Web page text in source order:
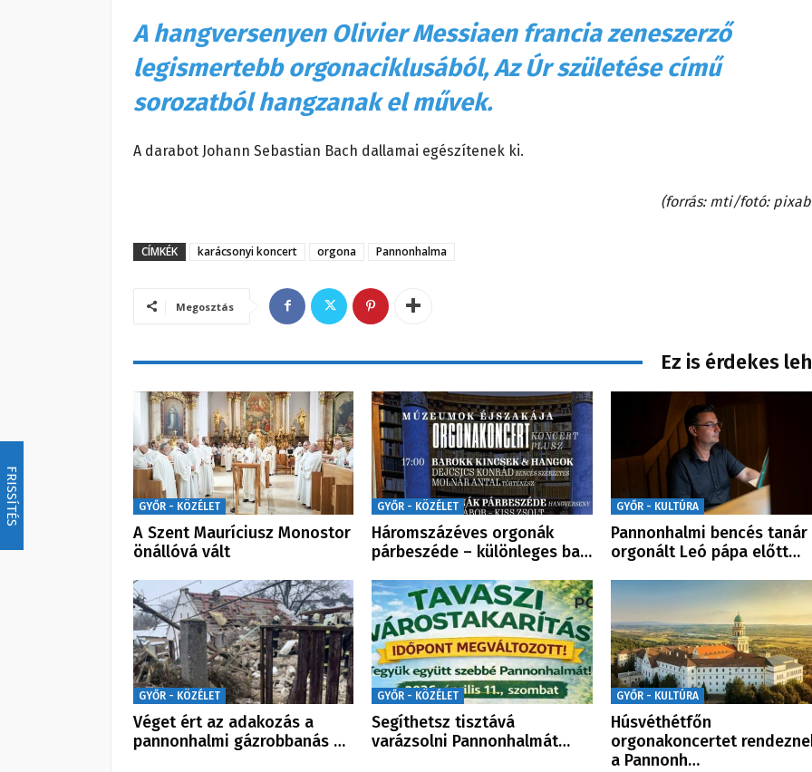
FRISSÍTÉS
A hangversenyen Olivier Messiaen francia zeneszerző
legismertebb orgonaciklusából, Az Úr születése című
sorozatból hangzanak el művek.
A darabot Johann Sebastian Bach dallamai egészítenek ki.
(forrás: mti/fotó:
CÍMKÉK karácsonyi koncert orgona Pannonhalma
Megosztás
Ez is érdekes
GYŐR - KÖZÉLET
A Szent Mauríciusz Monostor
önállóvá vált
GYŐR - KÖZÉLET
Háromszázéves orgonák
párbeszéde – különleges ba…
GYŐR - KULTÚRA
Pannonhalmi bencés tanár
orgonált Leó pápa előtt…
GYŐR - KÖZÉLET
Véget ért az adakozás a
pannonhalmi gázrobbanás …
GYŐR - KÖZÉLET
Segíthetsz tisztává
varázsolni Pannonhalmát…
GYŐR - KULTÚRA
Húsvéthétfőn
orgonakoncertet
a Pannonh…